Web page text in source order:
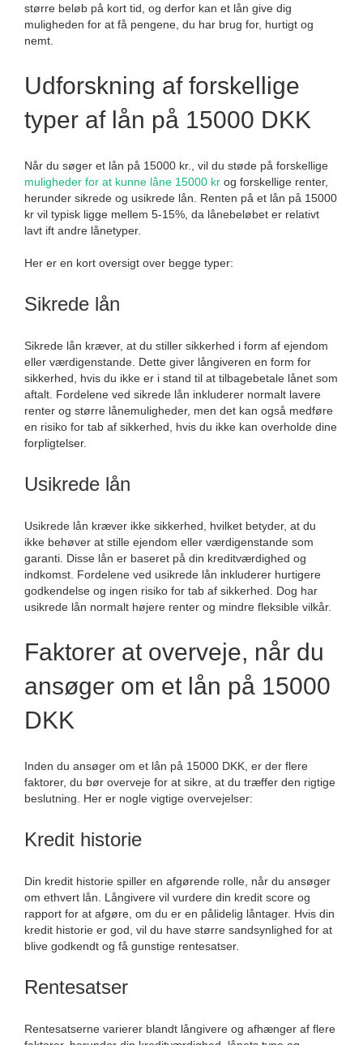
større beløb på kort tid, og derfor kan et lån give dig
muligheden for at få pengene, du har brug for, hurtigt og
nemt.
Udforskning af forskellige
typer af lån på 15000 DKK
Når du søger et lån på 15000 kr., vil du støde på forskellige
muligheder for at kunne låne 15000 kr og forskellige renter,
herunder sikrede og usikrede lån. Renten på et lån på 15000
kr vil typisk ligge mellem 5-15%, da lånebeløbet er relativt
lavt ift andre lånetyper.
Her er en kort oversigt over begge typer:
Sikrede lån
Sikrede lån kræver, at du stiller sikkerhed i form af ejendom
eller værdigenstande. Dette giver långiveren en form for
sikkerhed, hvis du ikke er i stand til at tilbagebetale lånet som
aftalt. Fordelene ved sikrede lån inkluderer normalt lavere
renter og større lånemuligheder, men det kan også medføre
en risiko for tab af sikkerhed, hvis du ikke kan overholde dine
forpligtelser.
Usikrede lån
Usikrede lån kræver ikke sikkerhed, hvilket betyder, at du
ikke behøver at stille ejendom eller værdigenstande som
garanti. Disse lån er baseret på din kreditværdighed og
indkomst. Fordelene ved usikrede lån inkluderer hurtigere
godkendelse og ingen risiko for tab af sikkerhed. Dog har
usikrede lån normalt højere renter og mindre fleksible vilkår.
Faktorer at overveje, når du
ansøger om et lån på 15000
DKK
Inden du ansøger om et lån på 15000 DKK, er der flere
faktorer, du bør overveje for at sikre, at du træffer den rigtige
beslutning. Her er nogle vigtige overvejelser:
Kredit historie
Din kredit historie spiller en afgørende rolle, når du ansøger
om ethvert lån. Långivere vil vurdere din kredit score og
rapport for at afgøre, om du er en pålidelig låntager. Hvis din
kredit historie er god, vil du have større sandsynlighed for at
blive godkendt og få gunstige rentesatser.
Rentesatser
Rentesatserne varierer blandt långivere og afhænger af flere